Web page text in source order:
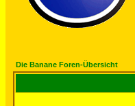
Die Banane Foren-Übersicht